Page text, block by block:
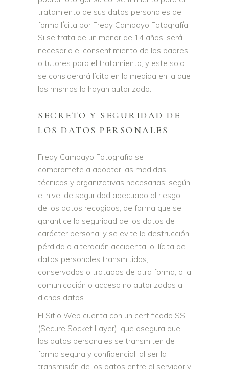
tratamiento de sus datos personales de
forma lícita por Fredy Campayo Fotografía.
Si se trata de un menor de 14 años, será
necesario el consentimiento de los padres
o tutores para el tratamiento, y este solo
se considerará lícito en la medida en la que
los mismos lo hayan autorizado.
SECRETO Y SEGURIDAD DE
LOS DATOS PERSONALES
Fredy Campayo Fotografía se
compromete a adoptar las medidas
técnicas y organizativas necesarias, según
el nivel de seguridad adecuado al riesgo
de los datos recogidos, de forma que se
garantice la seguridad de los datos de
carácter personal y se evite la destrucción,
pérdida o alteración accidental o ilícita de
datos personales transmitidos,
conservados o tratados de otra forma, o la
comunicación o acceso no autorizados a
dichos datos.
El Sitio Web cuenta con un certificado SSL
(Secure Socket Layer), que asegura que
los datos personales se transmiten de
forma segura y confidencial, al ser la
transmisión de los datos entre el servidor y